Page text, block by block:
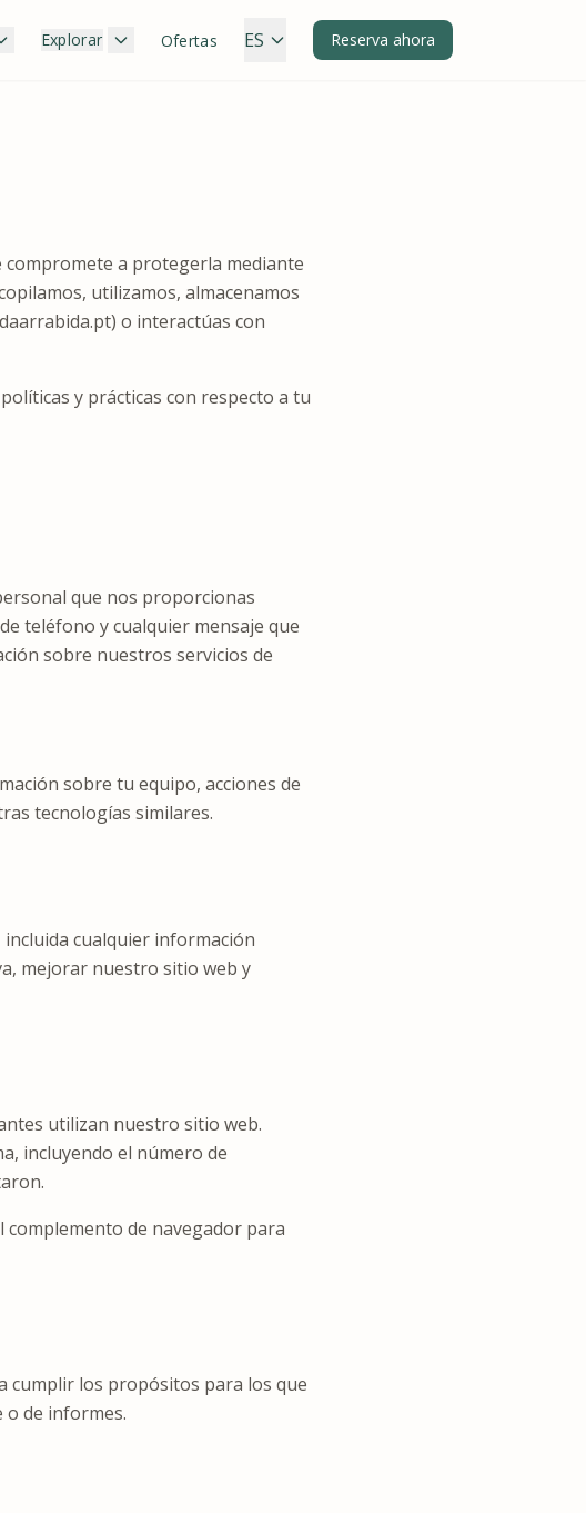
Explorar Ofertas ES Reserva ahora
a protegerla mediante
utilizamos, almacenamos
o interactúas con
y prácticas con respecto a tu
que nos proporcionas
teléfono y cualquier mensaje que
sobre nuestros servicios de
sobre tu equipo, acciones de
tecnologías similares.
cualquier información
mejorar nuestro sitio web y
utilizan nuestro sitio web.
incluyendo el número de
de navegador para
cumplir los propósitos para los que
o de informes.